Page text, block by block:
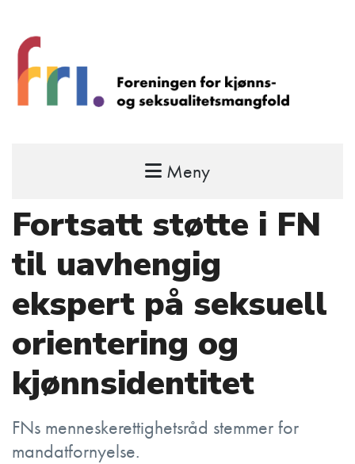
FRI – foreningen for kjønns- og
STÅ OPP FOR RETTEN TIL Å VÆRE FRI
Meny
Fortsatt støtte i FN
til uavhengig
ekspert på seksuell
orientering og
kjønnsidentitet
FNs menneskerettighetsråd stemmer for
mandatfornyelse.